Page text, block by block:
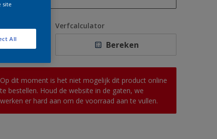
2,5 L
10 L
Verfcalculator
Bereken
Op dit moment is het niet mogelijk dit product online
te bestellen. Houd de website in de gaten, we
werken er hard aan om de voorraad aan te vullen.
site
All